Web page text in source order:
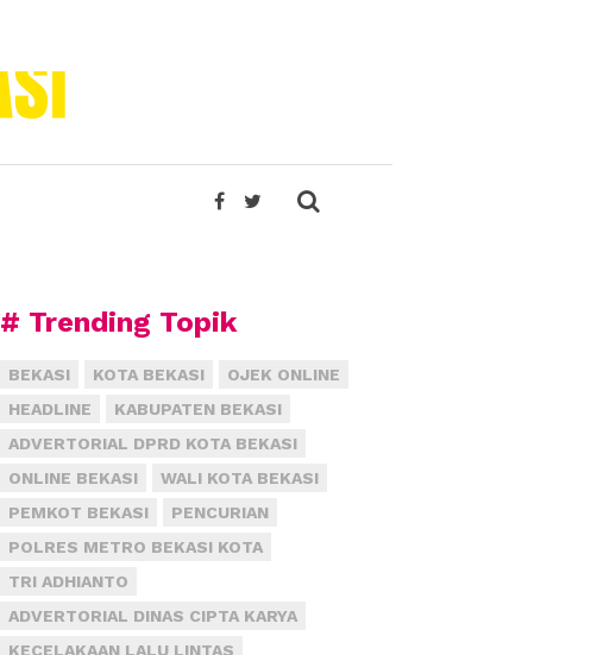
# Trending Topik
BEKASI KOTA BEKASI
OJEK ONLINE
HEADLINE
KABUPATEN BEKASI
ADVERTORIAL DPRD KOTA BEKASI
ONLINE BEKASI
WALI KOTA BEKASI
PEMKOT BEKASI
PENCURIAN
POLRES METRO BEKASI KOTA
TRI ADHIANTO
ADVERTORIAL DINAS CIPTA KARYA
KECELAKAAN LALU LINTAS